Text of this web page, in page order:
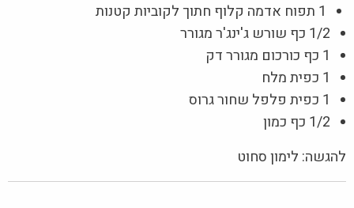
1 תפוח אדמה קלוף חתוך לקוביות קטנות
1/2 כף שורש ג'ינג'ר מגורר
1 כף כורכום מגורר דק
1 כפית מלח
1 כפית פלפל שחור גרוס
1/2 כף כמון
להגשה: לימון סחוט